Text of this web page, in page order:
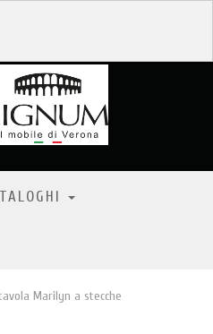
Marilyn a stecche